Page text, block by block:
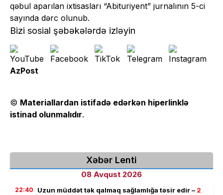
qəbul aparılan ixtisasları “Abituriyent” jurnalının 5-ci
sayında dərc olunub.
Bizi sosial şəbəkələrdə izləyin
AzPost
© Materiallardan istifadə edərkən hiperlinklə
istinad olunmalıdır.
Xəbər Lenti
08 Avqust 2026
22:40 Uzun müddət tək qalmaq sağlamlığa təsir edir – 2